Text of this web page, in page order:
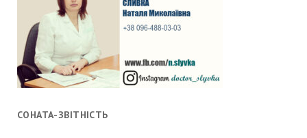
СОНАТА-ЗВІТНІСТЬ